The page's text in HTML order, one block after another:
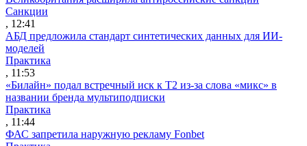
Санкции
, 12:41
АБД предложила стандарт синтетических данных для ИИ-
моделей
Практика
, 11:53
«Билайн» подал встречный иск к Т2 из-за слова «микс» в
названии бренда мультиподписки
Практика
, 11:44
ФАС запретила наружную рекламу Fonbet